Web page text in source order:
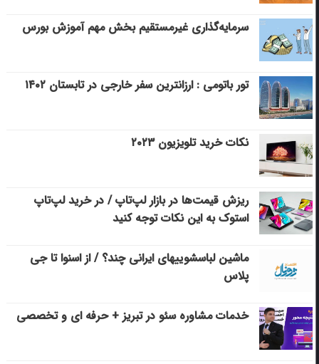
سرمایه‌گذاری غیرمستقیم بخش مهم آموزش بورس
تور باتومی : ارزانترین سفر خارجی در تابستان ۱۴۰۲
نکات خرید تلویزیون ۲۰۲۳
ریزش قیمت‌ها در بازار لپ‌تاپ / در خرید لپ‌تاپ
استوک به این نکات توجه کنید
ماشین لباسشویی‎های ایرانی چند؟ / از اسنوا تا جی
پلاس
خدمات مشاوره سئو در تبریز + حرفه ای و تخصصی